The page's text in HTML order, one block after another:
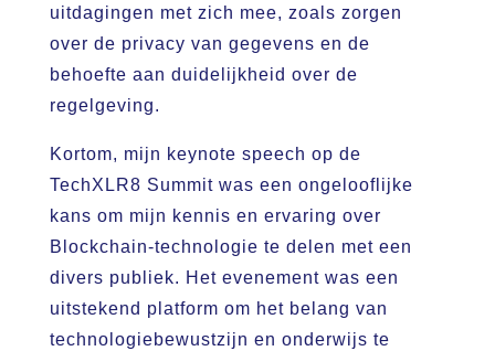
uitdagingen met zich mee, zoals zorgen
over de privacy van gegevens en de
behoefte aan duidelijkheid over de
regelgeving.
Kortom, mijn keynote speech op de
TechXLR8 Summit was een ongelooflijke
kans om mijn kennis en ervaring over
Blockchain-technologie te delen met een
divers publiek. Het evenement was een
uitstekend platform om het belang van
technologiebewustzijn en onderwijs te